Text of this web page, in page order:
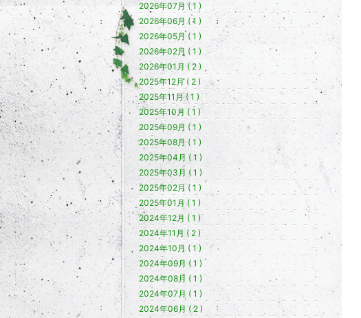
2026年07月 ( 1 )
2026年06月 ( 1 )
2026年05月 ( 1 )
2026年02月 ( 1 )
2026年01月 ( 2 )
2025年12月 ( 2 )
2025年11月 ( 1 )
2025年10月 ( 1 )
2025年09月 ( 1 )
2025年08月 ( 1 )
2025年04月 ( 1 )
2025年03月 ( 1 )
2025年02月 ( 1 )
2025年01月 ( 1 )
2024年12月 ( 1 )
2024年11月 ( 2 )
2024年10月 ( 1 )
2024年09月 ( 1 )
2024年08月 ( 1 )
2024年07月 ( 1 )
2024年06月 ( 2 )